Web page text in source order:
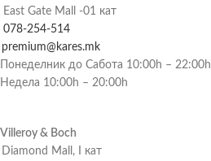
East Gate Mall -01 кат
078-254-514
premium@kares.mk
Понеделник до Сабота 10:00h – 22:00h
Недела 10:00h – 20:00h
Villeroy & Boch
Diamond Mall, I кат